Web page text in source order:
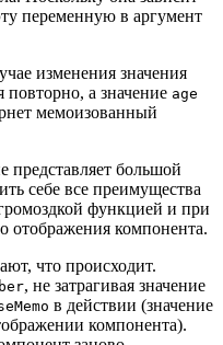
переменную в аргумент
изменения значения
повторно, а значение age
мемоизованный
представляет большой
себе все преимущества
функцией и при
отображения компонента.
что происходит.
, не затрагивая значение
в действии (значение
компонента).